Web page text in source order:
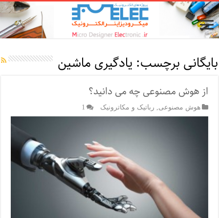
بایگانی برچسب: یادگیری ماشین
از هوش مصنوعی چه می دانید؟
هوش مصنوعی رباتیک و مکاترونیک 1